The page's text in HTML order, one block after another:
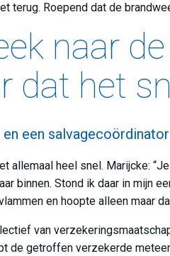
terug. Roepend dat de
naar
dat het
en een salvagecoördinator
allemaal heel snel. Marijcke:
binnen. Stond ik daar in mijn
en hoopte alleen maar
van
de getroffen verzekerde